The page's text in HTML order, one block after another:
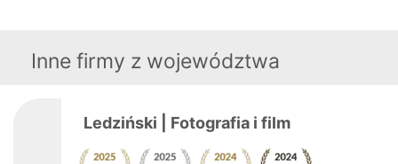
Inne firmy z województwa
Ledziński | Fotografia i film